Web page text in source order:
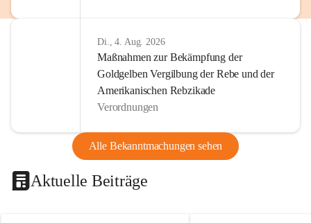
Di., 4. Aug. 2026
Maßnahmen zur Bekämpfung der
Goldgelben Vergilbung der Rebe und der
Amerikanischen Rebzikade
Verordnungen
Alle Bekanntmachungen sehen
Aktuelle Beiträge